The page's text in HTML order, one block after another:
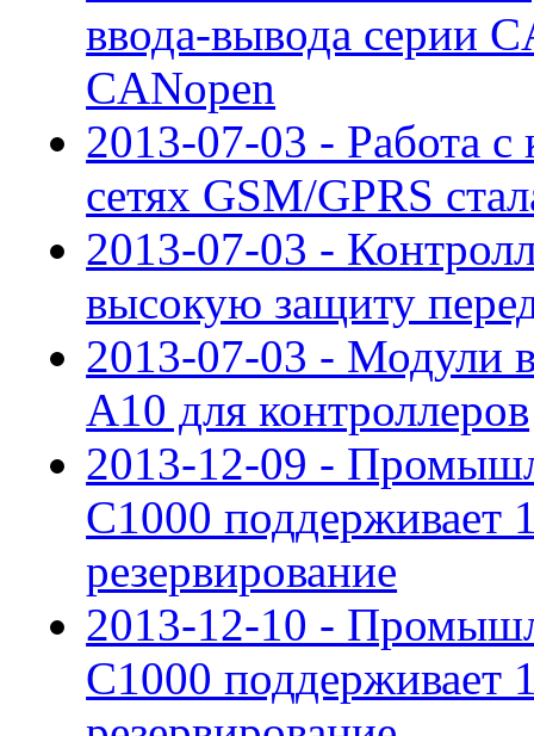
ввода-вывода серии
CANopen
2013-07-03 - Работа
сетях GSM/GPRS
2013-07-03 -
высокую защиту
2013-07-03 - Модули
A10 для контроллеров
2013-12-09 -
С1000 поддерживает
резервирование
2013-12-10 -
С1000 поддерживает